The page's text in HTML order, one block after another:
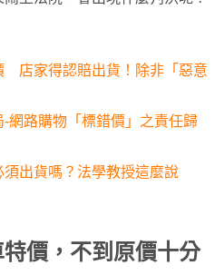
店家得認賠出貨！除非「惡意
網路購物「標錯價」之責任歸
須出貨嗎？法學教授這麼說
價，不到原價十分